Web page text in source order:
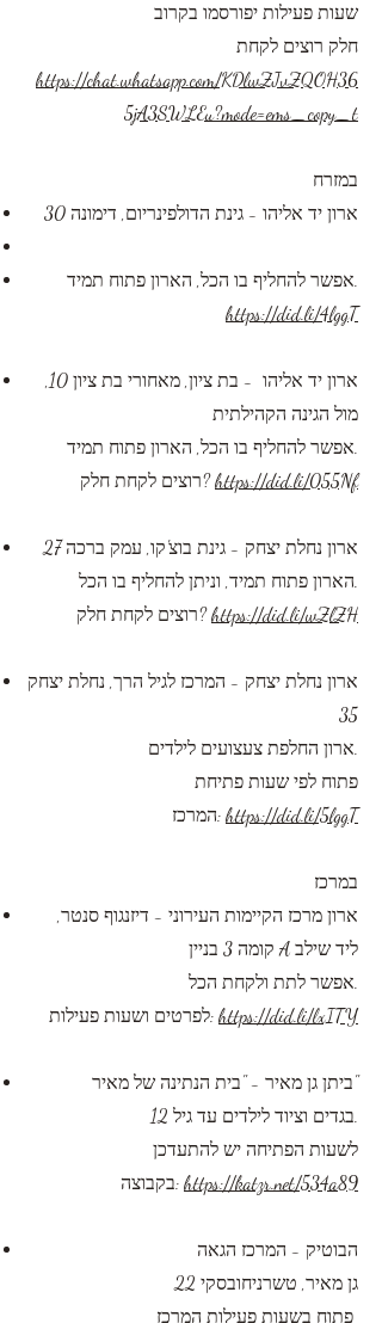
שעות פעילות יפורסמו בקרוב
חלק רוצים לקחת
https://chat.whatsapp.com/KDlwZJvZQOH36
5jA3SWLEu?mode=ems_copy_t​
במזרח
​ארון יד אליהו - גינת הדולפינריום, דימונה 30
אפשר להחליף בו הכל, הארון פתוח תמיד.
https://did.li/4lggT
ארון יד אליהו - בת ציון, מאחורי בת ציון 10,
מול הגינה הקהילתית
אפשר להחליף בו הכל, הארון פתוח תמיד.
רוצים לקחת חלק?https://did.li/055Nf
ארון נחלת יצחק - גינת בוצ'קו, עמק ברכה 27
הארון פתוח תמיד, וניתן להחליף בו הכל.
רוצים לקחת חלק?https://did.li/wZlZH
ארון נחלת יצחק - המרכז לגיל הרך, נחלת יצחק
35
ארון החלפת צעצועים לילדים.
פתוח לפי שעות פתיחת
המרכז: https://did.li/5lggT
במרכז
ארון מרכז הקיימות העירוני - דיזנגוף סנטר,
קומה 3 בניין A ליד שילב
אפשר לתת ולקחת הכל.
לפרטים ושעות פעילות: https://did.li/lxITY
ביתן גן מאיר - "בית הנתינה של מאיר"
בגדים וציוד לילדים עד גיל 12.
לשעות הפתיחה יש להתעדכן
בקבוצה: https://katzr.net/534a89
הבוטיק - המרכז הגאה
גן מאיר, טשרניחובסקי 22